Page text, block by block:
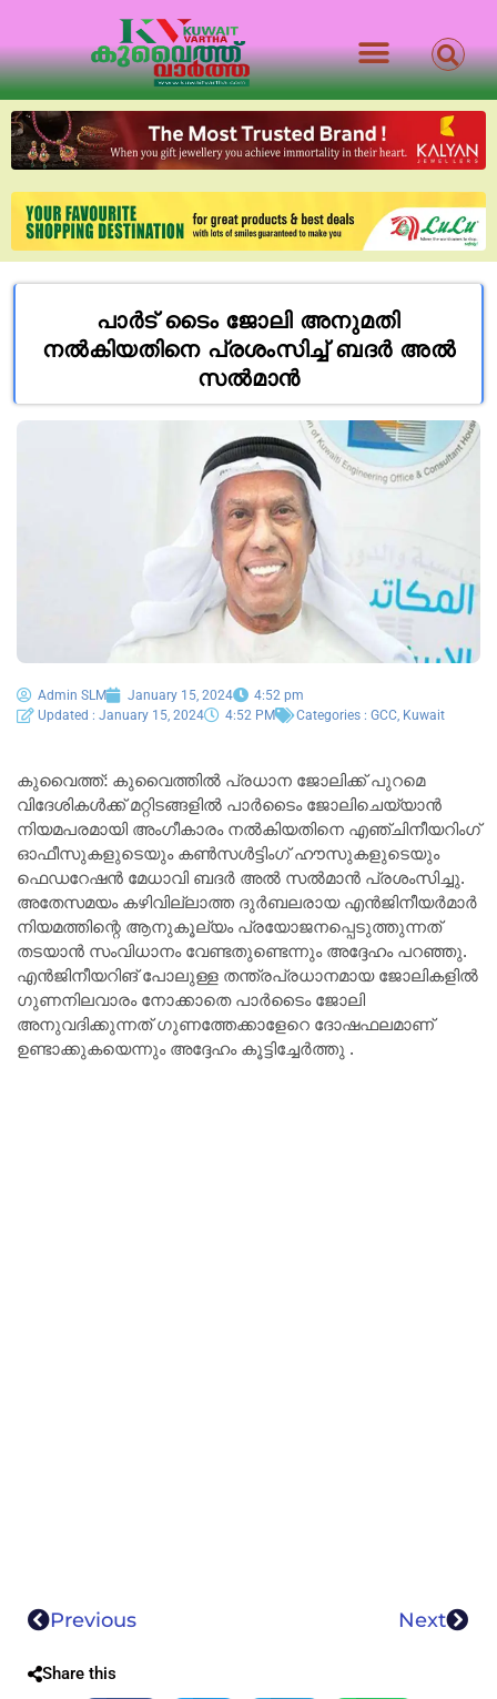
പാർട് ടൈം ജോലി അനുമതി
നൽകിയതിനെ പ്രശംസിച്ച് ബദർ അൽ
സൽമാൻ
Admin SLM January 15, 2024
4:52 pm
Updated : January 15, 2024
4:52 PM Categories : GCC Kuwait
കുവൈത്ത്: കുവൈത്തിൽ പ്രധാന ജോലിക്ക് പുറമെ
വിദേശികൾക്ക് മറ്റിടങ്ങളിൽ പാർടൈം ജോലിചെയ്യാൻ
നിയമപരമായി അംഗീകാരം നൽകിയതിനെ എഞ്ചിനീയറിംഗ്
ഓഫീസുകളുടെയും കൺസൾട്ടിംഗ് ഹൗസുകളുടെയും
ഫെഡറേഷൻ മേധാവി ബദർ അൽ സൽമാൻ പ്രശംസിച്ചു.
അതേസമയം കഴിവില്ലാത്ത ദുർബലരായ എൻജിനീയർമാർ
നിയമത്തിന്റെ ആനുകൂല്യം പ്രയോജനപ്പെടുത്തുന്നത്
തടയാൻ സംവിധാനം വേണ്ടതുണ്ടെന്നും അദ്ദേഹം പറഞ്ഞു.
എൻജിനീയറിങ് പോലുള്ള തന്ത്രപ്രധാനമായ ജോലികളിൽ
ഗുണനിലവാരം നോക്കാതെ പാർടൈം ജോലി
അനുവദിക്കുന്നത് ഗുണത്തേക്കാളേറെ ദോഷഫലമാണ്
ഉണ്ടാക്കുകയെന്നും അദ്ദേഹം കൂട്ടിച്ചേർത്തു .
Previous Next
Share this